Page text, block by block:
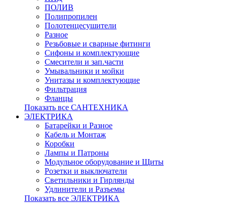
ПОЛИВ
Полипропилен
Полотенцесушители
Разное
Резьбовые и сварные фитинги
Сифоны и комплектующие
Смесители и зап.части
Умывальники и мойки
Унитазы и комплектующие
Фильтрация
Фланцы
Показать все САНТЕХНИКА
ЭЛЕКТРИКА
Батарейки и Разное
Кабель и Монтаж
Коробки
Лампы и Патроны
Модульное оборудование и Щиты
Розетки и выключатели
Светильники и Гирлянды
Удлинители и Разъемы
Показать все ЭЛЕКТРИКА